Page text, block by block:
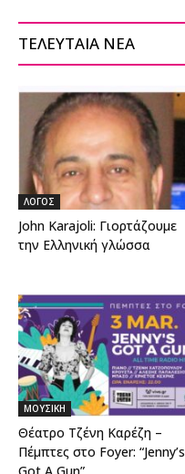
ΤΕΛΕΥΤΑΙΑ ΝΕΑ
ΛΟΓΟΣ
John Karajoli: Γιορτάζουμε
την Ελληνική γλώσσα
ΜΟΥΣΙΚΗ
Θέατρο Τζένη Καρέζη –
Πέμπτες στο Foyer: “Jenny’s